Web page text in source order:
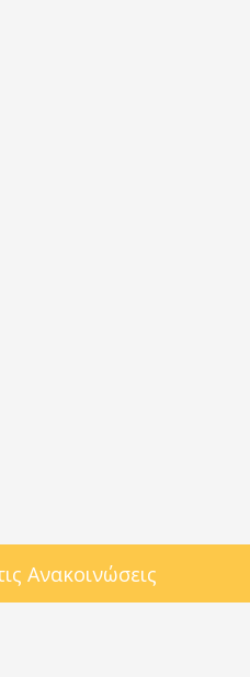
Ανακοινώσεις